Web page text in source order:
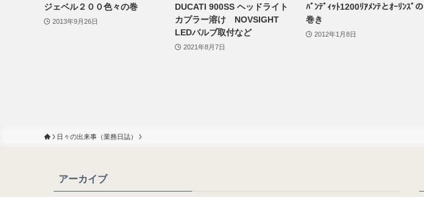
ジェベル２００色々の巻
2013年9月26日
DUCATI 900SS ヘッドライト
カプラー溶け NOVSIGHT
LEDバルブ取付など
2021年8月7日
ﾊﾞﾝﾃﾞｨｯﾄ1200ﾘｱﾒﾝﾃとｵｰﾘﾝｽﾞの
巻き
2012年1月8日
日々の出来事（業務日誌）
アーカイブ